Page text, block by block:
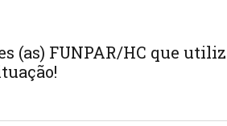
(as) FUNPAR/HC que